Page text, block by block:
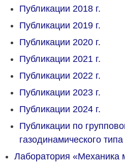
Публикации 2018 г.
Публикации 2019 г.
Публикации 2020 г.
Публикации 2021 г.
Публикации 2022 г.
Публикации 2023 г.
Публикации 2024 г.
Публикации по
газодинамического типа
Лаборатория «Механика